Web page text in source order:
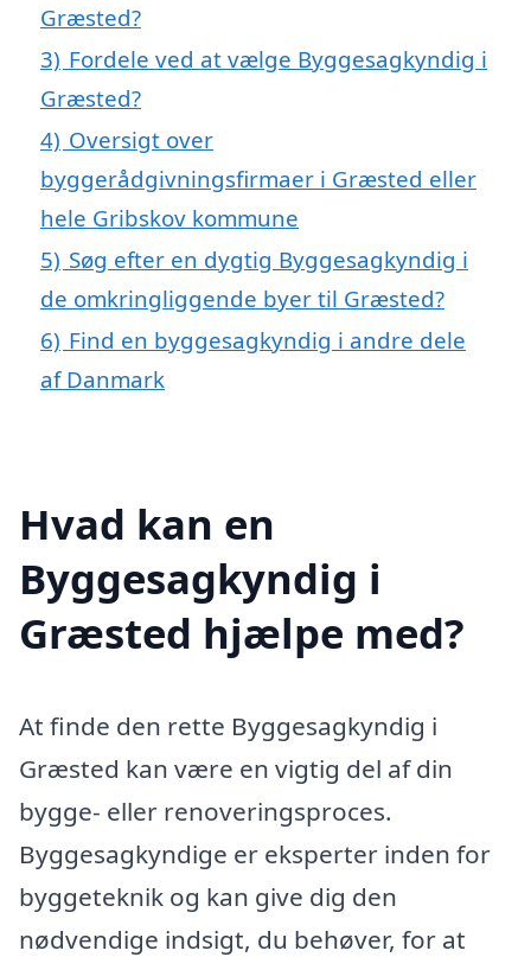
Græsted?
3) Fordele ved at vælge Byggesagkyndig i
Græsted?
4) Oversigt over
byggerådgivningsfirmaer i Græsted eller
hele Gribskov kommune
5) Søg efter en dygtig Byggesagkyndig i
de omkringliggende byer til Græsted?
6) Find en byggesagkyndig i andre dele
af Danmark
Hvad kan en
Byggesagkyndig i
Græsted hjælpe med?
At finde den rette Byggesagkyndig i
Græsted kan være en vigtig del af din
bygge- eller renoveringsproces.
Byggesagkyndige er eksperter inden for
byggeteknik og kan give dig den
nødvendige indsigt, du behøver, for at